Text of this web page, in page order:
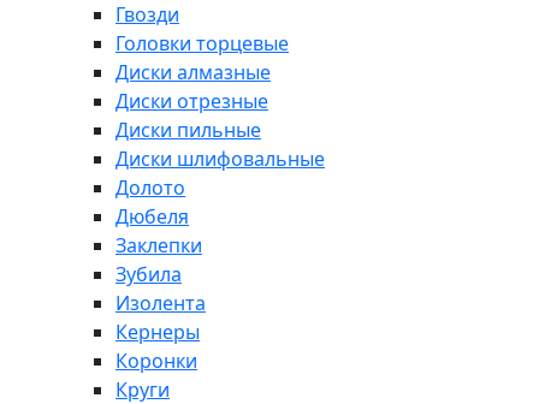
Гвозди
Головки торцевые
Диски алмазные
Диски отрезные
Диски пильные
Диски шлифовальные
Долото
Дюбеля
Заклепки
Зубила
Изолента
Кернеры
Коронки
Круги